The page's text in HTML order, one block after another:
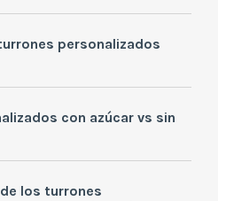
personalizados
con azúcar vs sin
los turrones